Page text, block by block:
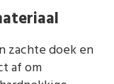
zachte doek en
af om